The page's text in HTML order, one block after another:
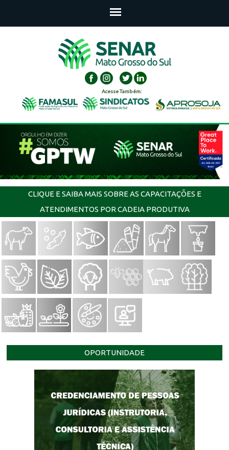
Acesse Também:
CLIQUE E SAIBA MAIS SOBRE AS CAPACITAÇÕES E
ATENDIMENTOS POR CADEIA PRODUTIVA
OPORTUNIDADE